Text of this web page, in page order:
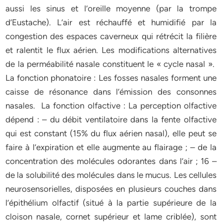
aussi les sinus et l’oreille moyenne (par la trompe
d’Eustache). L’air est réchauffé et humidifié par la
congestion des espaces caverneux qui rétrécit la filière
et ralentit le flux aérien. Les modifications alternatives
de la perméabilité nasale constituent le « cycle nasal ».
La fonction phonatoire : Les fosses nasales forment une
caisse de résonance dans l’émission des consonnes
nasales. La fonction olfactive : La perception olfactive
dépend : – du débit ventilatoire dans la fente olfactive
qui est constant (15% du flux aérien nasal), elle peut se
faire à l’expiration et elle augmente au flairage ; – de la
concentration des molécules odorantes dans l’air ; 16 –
de la solubilité des molécules dans le mucus. Les cellules
neurosensorielles, disposées en plusieurs couches dans
l’épithélium olfactif (situé à la partie supérieure de la
cloison nasale, cornet supérieur et lame criblée), sont